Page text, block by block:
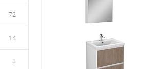
72
14
3
В избранное Под заказ